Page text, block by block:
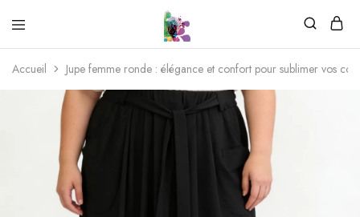
Accueil Jupe femme ronde : élégance et confort pour sublimer vos